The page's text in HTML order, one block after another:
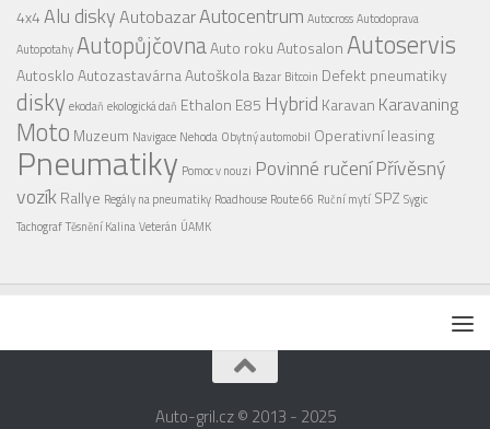
4x4Alu diskyAutobazarAutocentrum AutocrossAutodoprava
AutopotahyAutopůjčovnaAuto rokuAutosalonAutoservis
AutoskloAutozastavárnaAutoškola Bazar Bitcoin Defekt pneumatiky
disky ekodaň ekologická daň Ethalon E85 Hybrid Karavan Karavaning
Moto Muzeum Navigace Nehoda Obytný automobil Operativní leasing
Pneumatiky Pomoc v nouzi Povinné ručeníPřívěsný
vozíkRallye Regály na pneumatiky Roadhouse Route 66 Ruční mytí SPZ Sygic
TachografTěsnění KalinaVeterán ÚAMK
Auto-gril.cz © 2013 - 2025